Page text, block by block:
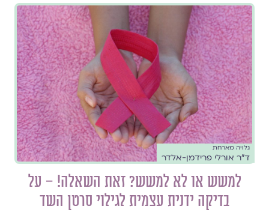
גלויה מארחת
ד"ר אורלי פרידמן-אלדר
למשש או לא למשש? זאת השאלה! – על
בדיקה ידנית עצמית לגילוי סרטן השד